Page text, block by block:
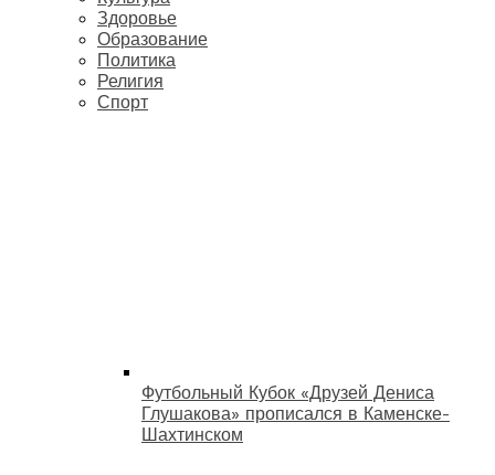
Здоровье
Образование
Политика
Религия
Спорт
Футбольный Кубок «Друзей Дениса
Глушакова» прописался в Каменске-
Шахтинском